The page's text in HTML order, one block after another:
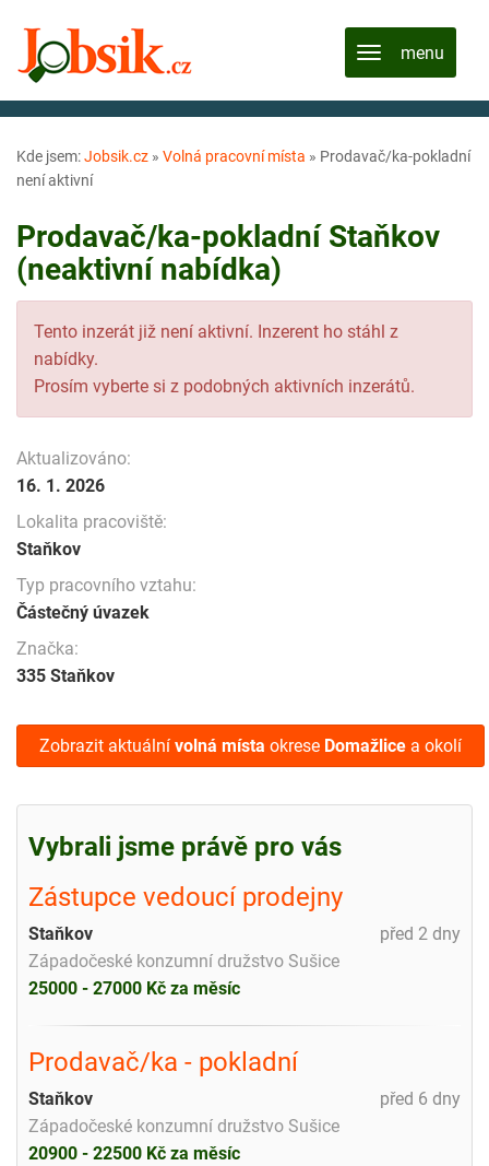
Kde jsem:Jobsik.cz » Volná pracovní místa » Prodavač/ka-pokladní
není aktivní
Prodavač/ka-pokladní Staňkov
(neaktivní nabídka)
Tento inzerát již není aktivní. Inzerent ho stáhl z
nabídky.
Prosím vyberte si z podobných aktivních inzerátů.
Aktualizováno:
16. 1. 2026
Lokalita pracoviště:
Staňkov
Typ pracovního vztahu:
Částečný úvazek
Značka:
335 Staňkov
Zobrazit aktuální volná místa okrese Domažlice a okolí
Vybrali jsme právě pro vás
Zástupce vedoucí prodejny
před 2 dny
Staňkov
Západočeské konzumní družstvo Sušice
25000 - 27000 Kč za měsíc
Prodavač/ka - pokladní
před 6 dny
Staňkov
Západočeské konzumní družstvo Sušice
20900 - 22500 Kč za měsíc